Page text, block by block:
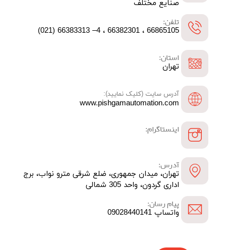
صنایع مختلف
تلفن:
66865105 ، 66382301 ، 4– 66383313 (021)
استان:
تهران
آدرس سایت (کلیک نمایید):
www.pishgamautomation.com
اینستاگرام:
آدرس:
تهران، میدان جمهوری، ضلع شرقی مترو نواب، برج
اداری گردون، واحد 305 شمالی
پیام رسان:
واتساپ 09028440141